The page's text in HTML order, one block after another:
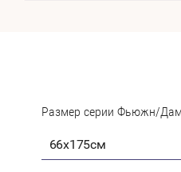
Размер серии Фьюжн/
66х175см